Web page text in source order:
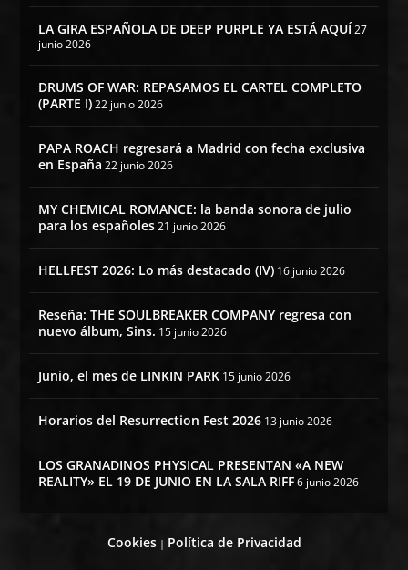
LA GIRA ESPAÑOLA DE DEEP PURPLE YA ESTÁ AQUÍ 27
junio 2026
DRUMS OF WAR: REPASAMOS EL CARTEL COMPLETO
(PARTE I) 22 junio 2026
PAPA ROACH regresará a Madrid con fecha exclusiva
en España 22 junio 2026
MY CHEMICAL ROMANCE: la banda sonora de julio
para los españoles 21 junio 2026
HELLFEST 2026: Lo más destacado (IV) 16 junio 2026
Reseña: THE SOULBREAKER COMPANY regresa con
nuevo álbum, Sins. 15 junio 2026
Junio, el mes de LINKIN PARK 15 junio 2026
Horarios del Resurrection Fest 2026 13 junio 2026
LOS GRANADINOS PHYSICAL PRESENTAN «A NEW
REALITY» EL 19 DE JUNIO EN LA SALA RIFF 6 junio 2026
Cookies| Política de Privacidad